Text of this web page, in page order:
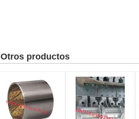
Otros productos